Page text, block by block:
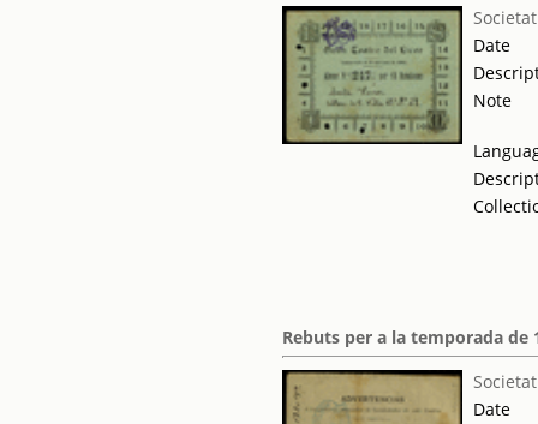
Date
Note
Rebuts per a la temporada de
Date